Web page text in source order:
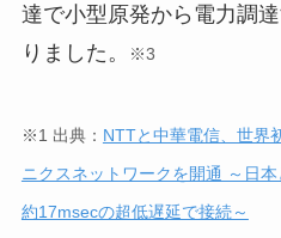
達で小型原発から電力調
りました。
※3
※1 出典： NTTと中華電信、世界
ニクスネットワークを開通 ～日
約17msecの超低遅延で接続～